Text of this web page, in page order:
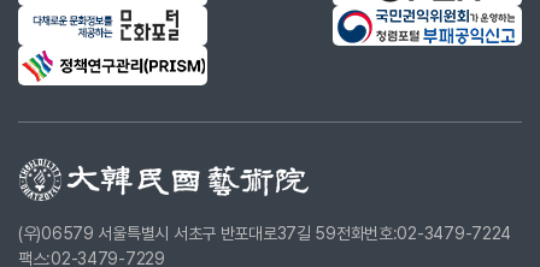
(우)06579 서울특별시 서초구 반포대로37길 59전화번호:02-3479-7224
팩스:02-3479-7229